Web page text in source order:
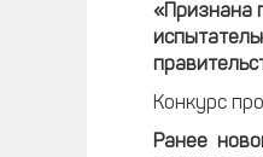
«Признана
Конкурс
Ранее